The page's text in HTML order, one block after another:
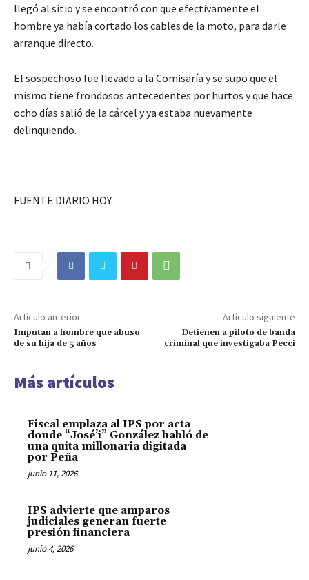
llegó al sitio y se encontró con que efectivamente el
hombre ya había cortado los cables de la moto, para darle
arranque directo.
El sospechoso fue llevado a la Comisaría y se supo que el
mismo tiene frondosos antecedentes por hurtos y que hace
ocho días salió de la cárcel y ya estaba nuevamente
delinquiendo.
FUENTE DIARIO HOY
Artículo anterior
Imputan a hombre que abuso
de su hija de 5 años
Artículo siguiente
Detienen a piloto de banda
criminal que investigaba Pecci
Más artículos
Fiscal emplaza al IPS por acta
donde “José’i” González habló de
una quita millonaria digitada
por Peña
junio 11, 2026
IPS advierte que amparos
judiciales generan fuerte
presión financiera
junio 4, 2026